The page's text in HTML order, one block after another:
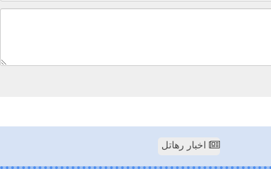
اخبار رهاتل